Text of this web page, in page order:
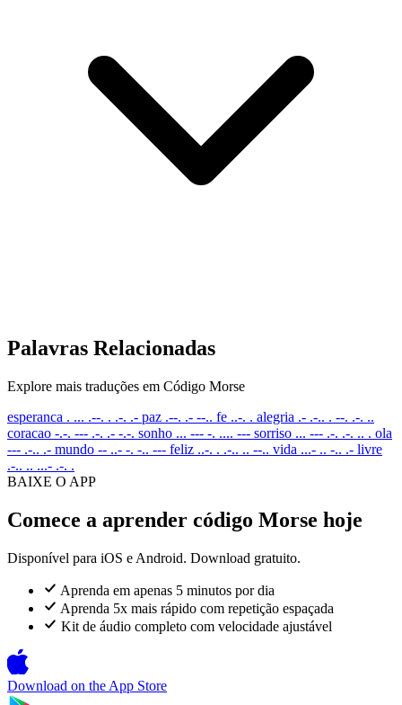
Palavras Relacionadas
Explore mais traduções em Código Morse
esperanca . ... .--. . .-. .- paz .--. .- --.. fe ..-. . alegria .- .-.. . --. .-. ..
coracao -.-. --- .-. .- -.-. sonho ... --- -. .... --- sorriso ... --- .-. .-. .. . ola
--- .-.. .- mundo -- ..- -. -.. --- feliz ..-. . .-.. .. --.. vida ...- .. -.. .- livre
.-.. .. ...- .-. .
BAIXE O APP
Comece a aprender código Morse hoje
Disponível para iOS e Android. Download gratuito.
Aprenda em apenas 5 minutos por dia
Aprenda 5x mais rápido com repetição espaçada
Kit de áudio completo com velocidade ajustável
Download on the App Store